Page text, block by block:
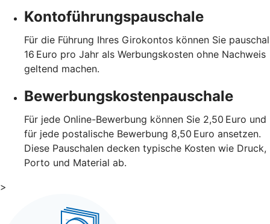
Kontoführungspauschale
Für die Führung Ihres Girokontos können Sie pauschal
16 Euro pro Jahr als Werbungskosten ohne Nachweis
geltend machen.
Bewerbungskostenpauschale
Für jede Online-Bewerbung können Sie 2,50 Euro und
für jede postalische Bewerbung 8,50 Euro ansetzen.
Diese Pauschalen decken typische Kosten wie Druck,
Porto und Material ab.
>